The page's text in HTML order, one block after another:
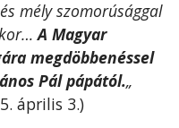
mély szomorúsággal
A Magyar
megdöbbenéssel
Pál pápától.„
április 3.)